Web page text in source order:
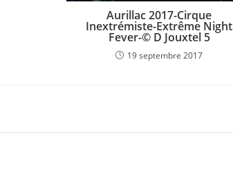
Aurillac 2017-Cirque
Inextrémiste-Extrême Night
Fever-© D Jouxtel 5
19 septembre 2017